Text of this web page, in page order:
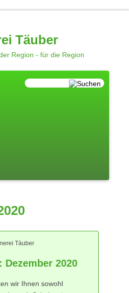
Täuber
Region - für die Region
Täuber
Dezember 2020
wir Ihnen sowohl